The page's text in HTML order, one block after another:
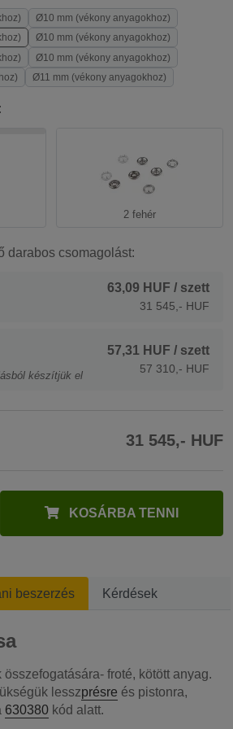
Ø10 mm (vékony anyagokhoz)
Ø10 mm (vékony anyagokhoz)
Ø10 mm (vékony anyagokhoz)
Ø11 mm (vékony anyagokhoz)
2 fehér
darabos csomagolást:
63,09 HUF / szett
31 545,- HUF
készítjük el
57,31 HUF / szett
57 310,- HUF
31 545,- HUF
KOSÁRBA TENNI
beszerzés Kérdések
összefogatására- froté, kötött anyag.
lesszprésre és pistonra,
630380 kód alatt.